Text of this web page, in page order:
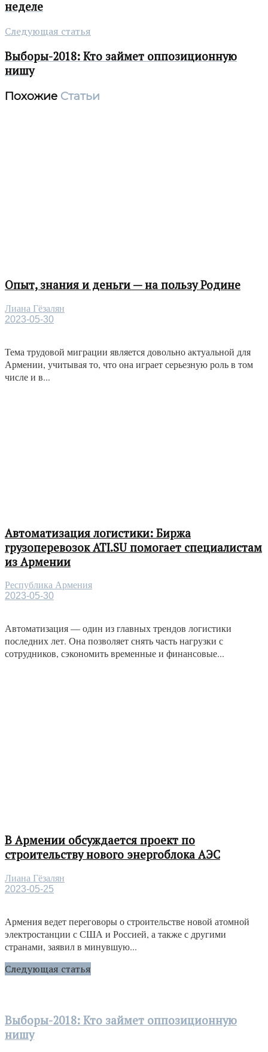
неделе
Следующая статья
Выборы-2018: Кто займет оппозиционную
нишу
Похожие Статьи
Опыт, знания и деньги — на пользу Родине
Лиана Гёзалян
2023-05-30
Тема трудовой миграции является довольно актуальной для
Армении, учитывая то, что она играет серьезную роль в том
числе и в...
Автоматизация логистики: Биржа
грузоперевозок ATI.SU помогает специалистам
из Армении
Республика Армения
2023-05-30
Автоматизация — один из главных трендов логистики
последних лет. Она позволяет снять часть нагрузки с
сотрудников, сэкономить временные и финансовые...
В Армении обсуждается проект по
строительству нового энергоблока АЭС
Лиана Гёзалян
2023-05-25
Армения ведет переговоры о строительстве новой атомной
электростанции с США и Россией, а также с другими
странами, заявил в минувшую...
Следующая статья
Выборы-2018: Кто займет оппозиционную
нишу